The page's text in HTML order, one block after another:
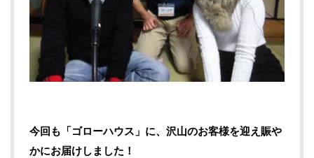
今回も「ゴローハウス」に、沢山のお客様を迎え賑や
かにお届けしました！